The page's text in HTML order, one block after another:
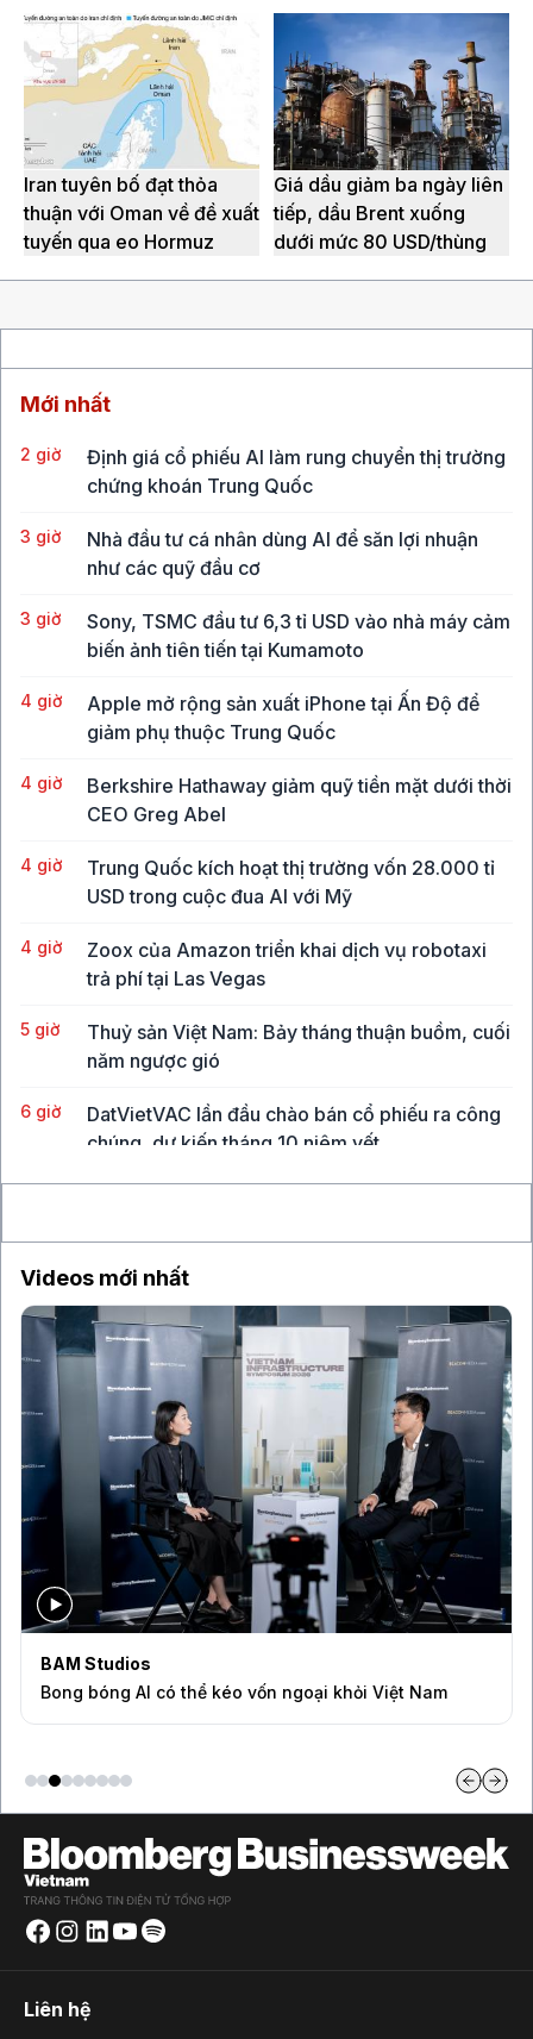
Iran tuyên bố đạt thỏa
thuận với Oman về đề xuất
tuyến qua eo Hormuz
Giá dầu giảm ba ngày liên
tiếp, dầu Brent xuống
dưới mức 80 USD/thùng
Mới nhất
2 giờ
Định giá cổ phiếu AI làm rung chuyển thị trường
chứng khoán Trung Quốc
3 giờ
Nhà đầu tư cá nhân dùng AI để săn lợi nhuận
như các quỹ đầu cơ
3 giờ
Sony, TSMC đầu tư 6,3 tỉ USD vào nhà máy cảm
biến ảnh tiên tiến tại Kumamoto
4 giờ
Apple mở rộng sản xuất iPhone tại Ấn Độ để
giảm phụ thuộc Trung Quốc
4 giờ
Berkshire Hathaway giảm quỹ tiền mặt dưới thời
CEO Greg Abel
4 giờ
Trung Quốc kích hoạt thị trường vốn 28.000 tỉ
USD trong cuộc đua AI với Mỹ
4 giờ
Zoox của Amazon triển khai dịch vụ robotaxi
trả phí tại Las Vegas
5 giờ
Thuỷ sản Việt Nam: Bảy tháng thuận buồm, cuối
năm ngược gió
6 giờ
DatVietVAC lần đầu chào bán cổ phiếu ra công
chúng, dự kiến tháng 10 niêm yết
Videos mới nhất
BAM Studios
Bong bóng AI có thể kéo vốn ngoại khỏi Việt Nam
Liên hệ